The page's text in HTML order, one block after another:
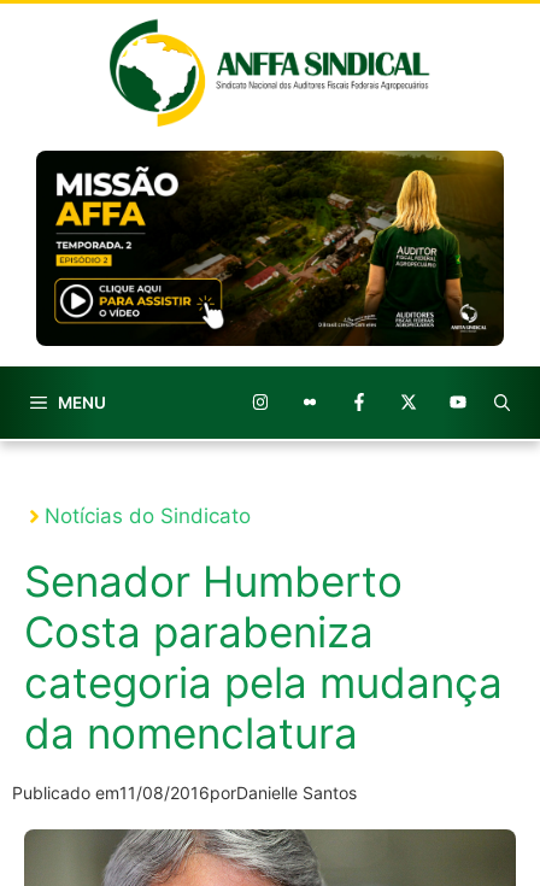
MENU
Notícias do Sindicato
Senador Humberto
Costa parabeniza
categoria pela mudança
da nomenclatura
Publicado em11/08/2016porDanielle Santos